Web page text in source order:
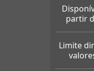
partir
Limite